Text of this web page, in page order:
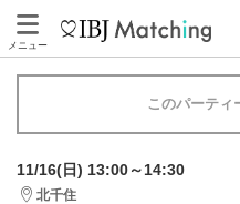
メニュー
このパーティ
11/16(日) 13:00～14:30
北千住